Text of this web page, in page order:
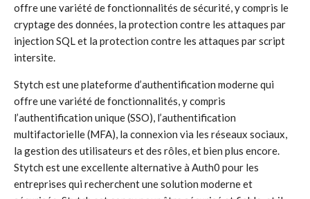
offre une variété de fonctionnalités de sécurité, y compris le
cryptage des données, la protection contre les attaques par
injection SQL et la protection contre les attaques par script
intersite.
Stytch est une plateforme d’authentification moderne qui
offre une variété de fonctionnalités, y compris
l’authentification unique (SSO), l’authentification
multifactorielle (MFA), la connexion via les réseaux sociaux,
la gestion des utilisateurs et des rôles, et bien plus encore.
Stytch est une excellente alternative à Auth0 pour les
entreprises qui recherchent une solution moderne et